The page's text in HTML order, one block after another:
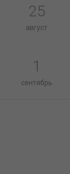
25
август
1
сентябрь